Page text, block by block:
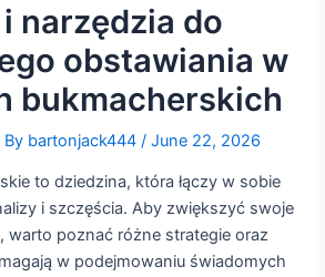
narzędzia do
obstawiania w
bukmacherskich
By bartonjack444 /June 22, 2026
to dziedzina, która łączy w sobie
i szczęścia. Aby zwiększyć swoje
warto poznać różne strategie oraz
w podejmowaniu świadomych